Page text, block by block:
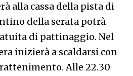
alla cassa della pista di
della serata potrà
di pattinaggio. Nel
inizierà a scaldarsi con
Alle 22.30